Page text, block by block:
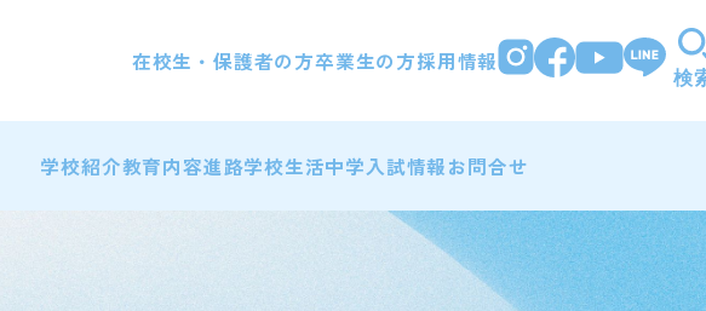
在校生・保護者の方卒業生の方採用情報
検
学校紹介教育内容進路学校生活中学入試情報お問合せ